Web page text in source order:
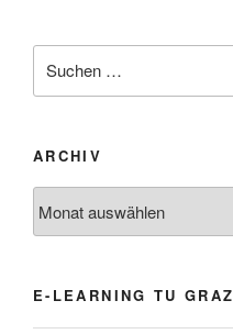
nach:
ARCHIV
E-LEARNING TU GRAZ